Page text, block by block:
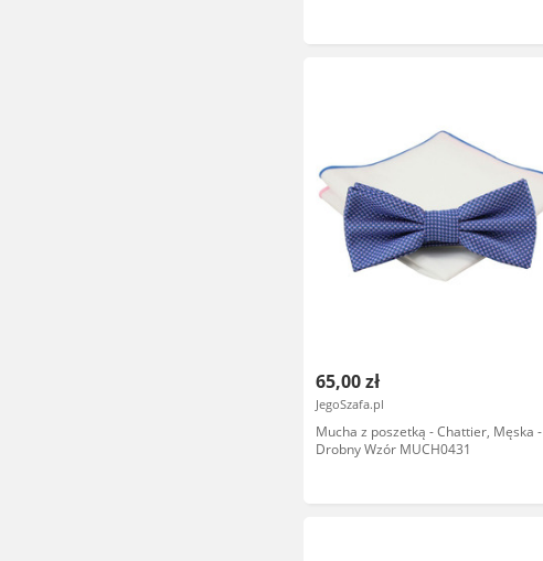
65,00 zł
JegoSzafa.pl
Mucha z poszetką - Chattier, Męska -
Drobny Wzór MUCH0431